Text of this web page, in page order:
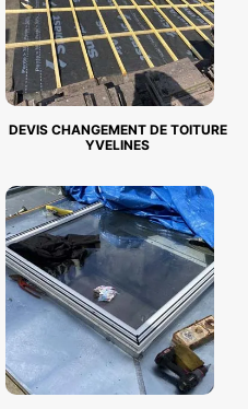
DEVIS CHANGEMENT DE TOITURE
YVELINES